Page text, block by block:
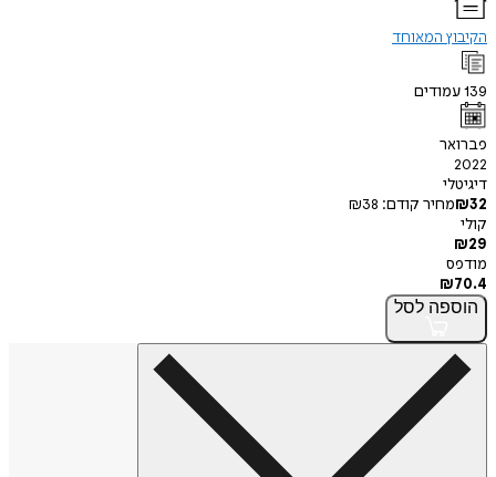
הקיבוץ המאוחד
139עמודים
פברואר
2022
דיגיטלי
₪32 מחיר קודם: ₪38
קולי
₪29
מודפס
₪70.4
הוספה לסל